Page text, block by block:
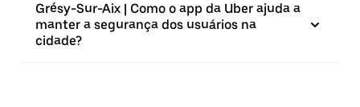
Grésy-Sur-Aix | Como o app da Uber ajuda a
manter a segurança dos usuários na
cidade?